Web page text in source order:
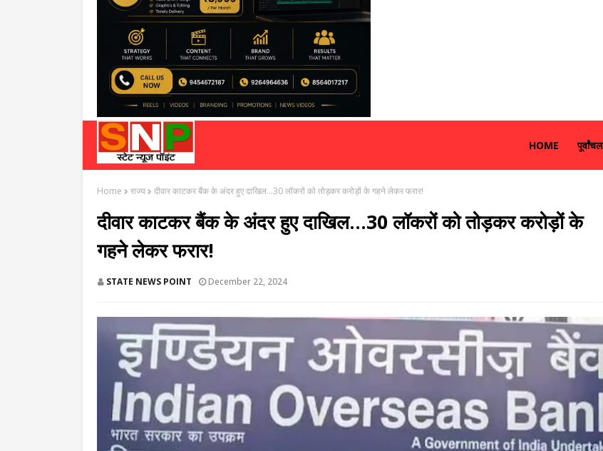
HOME पूर्वांचल
Home राज्य दीवार काटकर बैंक के अंदर हुए दाखिल...30 लॉकरों को तोड़कर करोड़ों के गहने लेकर फरार!
दीवार काटकर बैंक के अंदर हुए दाखिल...30 लॉकरों को तोड़कर करोड़ों के
गहने लेकर फरार!
STATE NEWS POINT December 22, 2024